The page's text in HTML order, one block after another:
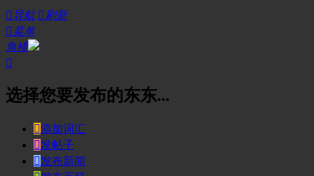
导航  刷新
菜单
角楼

选择您要发布的东东...
添加词汇
发帖子
发布新闻